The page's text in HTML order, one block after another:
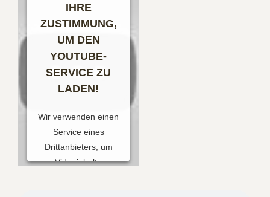
IHRE
ZUSTIMMUNG,
UM DEN
YOUTUBE-
SERVICE ZU
LADEN!
Wir verwenden einen
Service eines
Drittanbieters, um
Videoinhalte